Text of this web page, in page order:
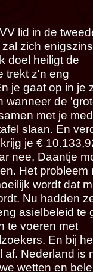
lid in de
zich enigszins
doel heiligt de
trekt z'n eng
je gaat op in je
wanneer de
met je
slaan. En
je €
nee, Daantje
Het probleem
wordt dat
Nu hadden
asielbeleid te
te voeren met
En bij
af. Nederland is
wetten en